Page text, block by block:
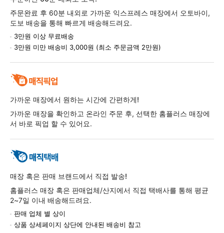
주문완료 후 60분 내외로 가까운 익스프레스 매장에서 오토바이,
도보 배송을 통해 빠르게 배송해드려요.
3만원 이상 무료배송
3만원 미만 배송비 3,000원 (최소 주문금액 2만원)
가까운 매장에서 원하는 시간에 간편하게!
가까운 매장을 확인하고 온라인 주문 후, 선택한 홈플러스 매장에
서 바로 픽업 할 수 있어요.
매장 혹은 판매 브랜드에서 직접 발송!
홈플러스 매장 혹은 판매업체/산지에서 직접 택배사를 통해 평균
2~7일 이내 배송해드려요.
판매 업체 별 상이
상품 상세페이지 상단에 안내된 배송비 참고